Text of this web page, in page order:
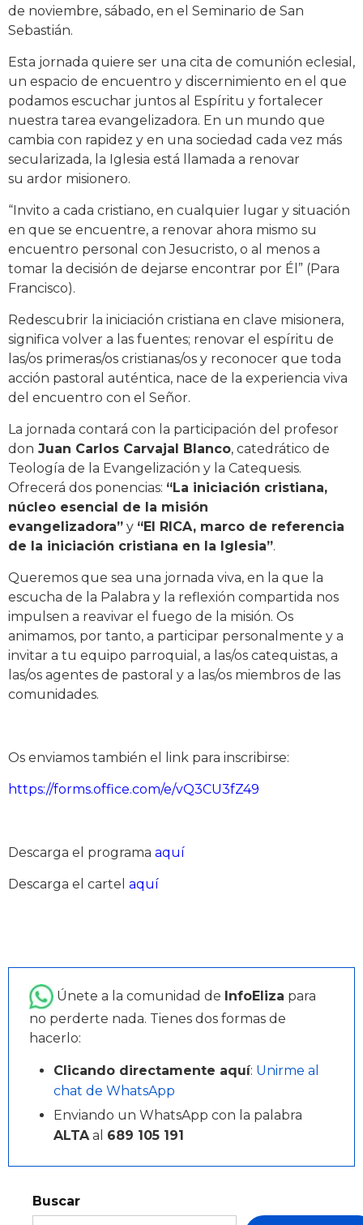
de noviembre, sábado, en el Seminario de San
Sebastián.
Esta jornada quiere ser una cita de comunión eclesial,
un espacio de encuentro y discernimiento en el que
podamos escuchar juntos al Espíritu y fortalecer
nuestra tarea evangelizadora. En un mundo que
cambia con rapidez y en una sociedad cada vez más
secularizada, la Iglesia está llamada a renovar
su ardor misionero.
“Invito a cada cristiano, en cualquier lugar y situación
en que se encuentre, a renovar ahora mismo su
encuentro personal con Jesucristo, o al menos a
tomar la decisión de dejarse encontrar por Él” (Para
Francisco).
Redescubrir la iniciación cristiana en clave misionera,
significa volver a las fuentes; renovar el espíritu de
las/os primeras/os cristianas/os y reconocer que toda
acción pastoral auténtica, nace de la experiencia viva
del encuentro con el Señor.
La jornada contará con la participación del profesor
don Juan Carlos Carvajal Blanco, catedrático de
Teología de la Evangelización y la Catequesis.
Ofrecerá dos ponencias: “La iniciación cristiana,
núcleo esencial de la misión
evangelizadora” y “El RICA, marco de referencia
de la iniciación cristiana en la Iglesia”.
Queremos que sea una jornada viva, en la que la
escucha de la Palabra y la reflexión compartida nos
impulsen a reavivar el fuego de la misión. Os
animamos, por tanto, a participar personalmente y a
invitar a tu equipo parroquial, a las/os catequistas, a
las/os agentes de pastoral y a las/os miembros de las
comunidades.
Os enviamos también el link para inscribirse:
https://forms.office.com/e/vQ3CU3fZ49
Descarga el programa aquí
Descarga el cartel aquí
Únete a la comunidad de InfoEliza para
no perderte nada. Tienes dos formas de
hacerlo:
Clicando directamente aquí: Unirme al
chat de WhatsApp
Enviando un WhatsApp con la palabra
ALTA al 689 105 191
Buscar